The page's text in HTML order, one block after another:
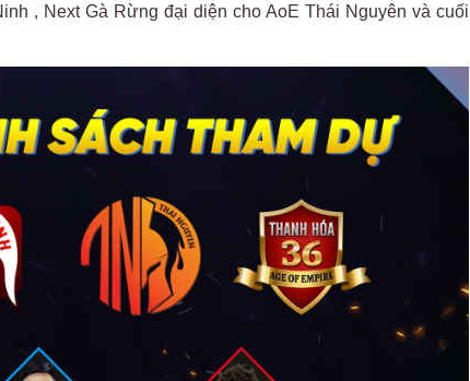
, Next Gà Rừng đại diện cho AoE Thái Nguyên và cuối